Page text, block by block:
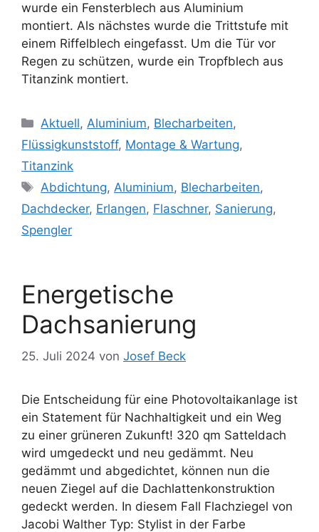
wurde ein Fensterblech aus Aluminium
montiert. Als nächstes wurde die Trittstufe mit
einem Riffelblech eingefasst. Um die Tür vor
Regen zu schützen, wurde ein Tropfblech aus
Titanzink montiert.
Kategorien
Aktuell,Aluminium, Blecharbeiten,
Flüssigkunststoff, Montage & Wartung,
Titanzink
Schlagwörter
Abdichtung,Aluminium, Blecharbeiten,
Dachdecker, Erlangen, Flaschner, Sanierung,
Spengler
Energetische
Dachsanierung
25. Juli 2024 von Josef Beck
Die Entscheidung für eine Photovoltaikanlage ist
ein Statement für Nachhaltigkeit und ein Weg
zu einer grüneren Zukunft! 320 qm Satteldach
wird umgedeckt und neu gedämmt. Neu
gedämmt und abgedichtet, können nun die
neuen Ziegel auf die Dachlattenkonstruktion
gedeckt werden. In diesem Fall Flachziegel von
Jacobi Walther Typ: Stylist in der Farbe